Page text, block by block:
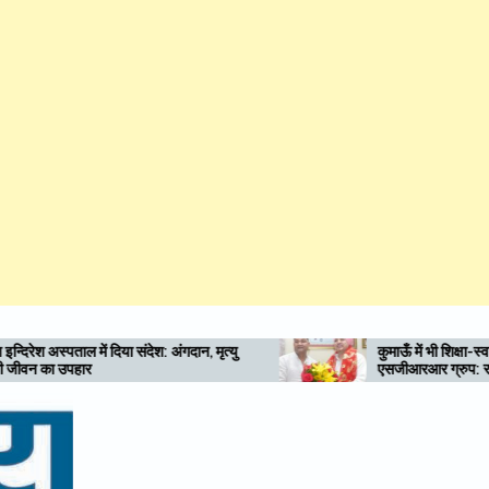
अंगदान, मृत्यु
कुमाऊँ में भी शिक्षा-स्वास्थ्य की नई अलख जगाए
एसजीआरआर ग्रुप: राम सिंह कैड़ा